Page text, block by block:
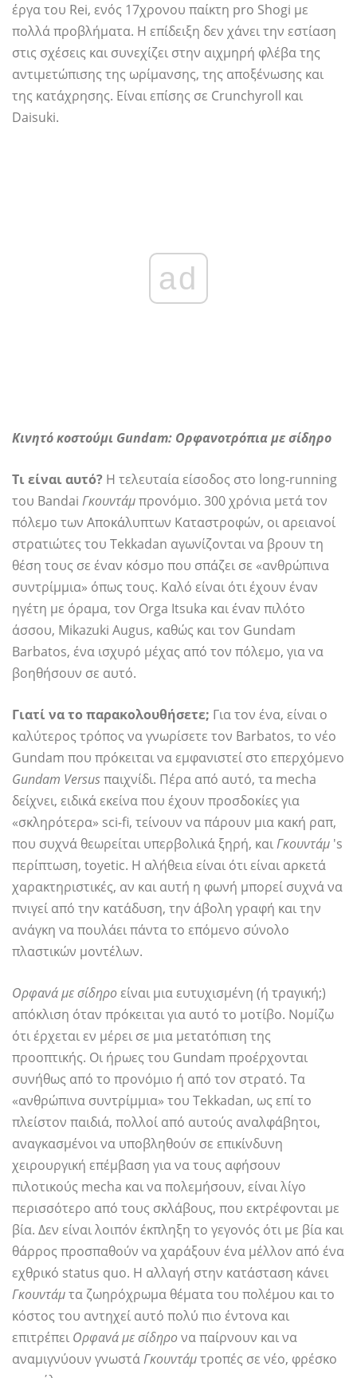
έργα του Rei, ενός 17χρονου παίκτη pro Shogi με
πολλά προβλήματα. Η επίδειξη δεν χάνει την εστίαση
στις σχέσεις και συνεχίζει στην αιχμηρή φλέβα της
αντιμετώπισης της ωρίμανσης, της αποξένωσης και
της κατάχρησης. Είναι επίσης σε Crunchyroll και
Daisuki.
ad
Κινητό κοστούμι Gundam: Ορφανοτρόπια με σίδηρο
Τι είναι αυτό? Η τελευταία είσοδος στο long-running
του Bandai Γκουντάμπρονόμιο. 300 χρόνια μετά τον
πόλεμο των Αποκάλυπτων Καταστροφών, οι αρειανοί
στρατιώτες του Tekkadan αγωνίζονται να βρουν τη
θέση τους σε έναν κόσμο που σπάζει σε «ανθρώπινα
συντρίμμια» όπως τους. Καλό είναι ότι έχουν έναν
ηγέτη με όραμα, τον Orga Itsuka και έναν πιλότο
άσσου, Mikazuki Augus, καθώς και τον Gundam
Barbatos, ένα ισχυρό μέχας από τον πόλεμο, για να
βοηθήσουν σε αυτό.
Γιατί να το παρακολουθήσετε; Για τον ένα, είναι ο
καλύτερος τρόπος να γνωρίσετε τον Barbatos, το νέο
Gundam που πρόκειται να εμφανιστεί στο επερχόμενο
Gundam Versusπαιχνίδι. Πέρα από αυτό, τα mecha
δείχνει, ειδικά εκείνα που έχουν προσδοκίες για
«σκληρότερα» sci-fi, τείνουν να πάρουν μια κακή ραπ,
που συχνά θεωρείται υπερβολικά ξηρή, καιΓκουντάμ 's
περίπτωση, toyetic. Η αλήθεια είναι ότι είναι αρκετά
χαρακτηριστικές, αν και αυτή η φωνή μπορεί συχνά να
πνιγεί από την κατάδυση, την άβολη γραφή και την
ανάγκη να πουλάει πάντα το επόμενο σύνολο
πλαστικών μοντέλων.
Ορφανά με σίδηροείναι μια ευτυχισμένη (ή τραγική;)
απόκλιση όταν πρόκειται για αυτό το μοτίβο. Νομίζω
ότι έρχεται εν μέρει σε μια μετατόπιση της
προοπτικής. Οι ήρωες του Gundam προέρχονται
συνήθως από το προνόμιο ή από τον στρατό. Τα
«ανθρώπινα συντρίμμια» του Tekkadan, ως επί το
πλείστον παιδιά, πολλοί από αυτούς αναλφάβητοι,
αναγκασμένοι να υποβληθούν σε επικίνδυνη
χειρουργική επέμβαση για να τους αφήσουν
πιλοτικούς mecha και να πολεμήσουν, είναι λίγο
περισσότερο από τους σκλάβους, που εκτρέφονται με
βία. Δεν είναι λοιπόν έκπληξη το γεγονός ότι με βία και
θάρρος προσπαθούν να χαράξουν ένα μέλλον από ένα
εχθρικό status quo. Η αλλαγή στην κατάσταση κάνει
Γκουντάμτα ζωηρόχρωμα θέματα του πολέμου και το
κόστος του αντηχεί αυτό πολύ πιο έντονα και
επιτρέπει Ορφανά με σίδηρονα παίρνουν και να
αναμιγνύουν γνωστάΓκουντάμτροπές σε νέο, φρέσκο ​​